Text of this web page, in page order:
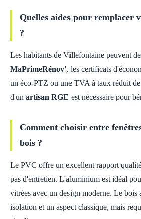
Quelles aides pour remplacer
?
Les habitants de Villefontaine peuvent
MaPrimeRénov', les certificats
un éco-PTZ ou une TVA à taux réduit
d'un artisan RGE est nécessaire pour
Comment choisir entre
bois ?
Le PVC offre un excellent rapport
pas d'entretien. L'aluminium est idéal
vitrées avec un design moderne. Le bois
isolation et un aspect classique, mais